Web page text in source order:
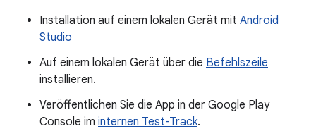
Installation auf einem lokalen Gerät mit Android
Studio
Auf einem lokalen Gerät über die Befehlszeile
installieren.
Veröffentlichen Sie die App in der Google Play
Console im internen Test-Track.